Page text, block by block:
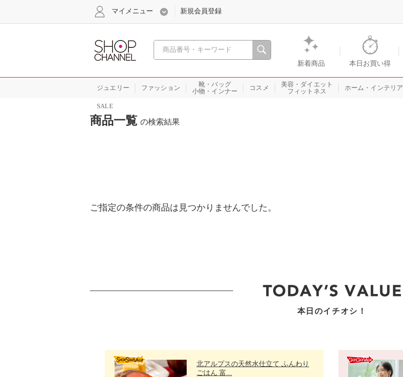
心おどる、瞬間を。通販・テレビショッピングのショップチャンネル
新着商品 本日お買い得
マイメニュー 新規会員登録
ジュエリー ファッション
靴・バッグ
小物・インナー
コスメ
美容・ダイエット
フィットネス
ホーム・インテリア
SALE
商品一覧 の検索結果
ご指定の条件の商品は見つかりませんでした。
本日のイチオシ！
北アルプスの天然水仕立て ふんわり
ごはん 富...